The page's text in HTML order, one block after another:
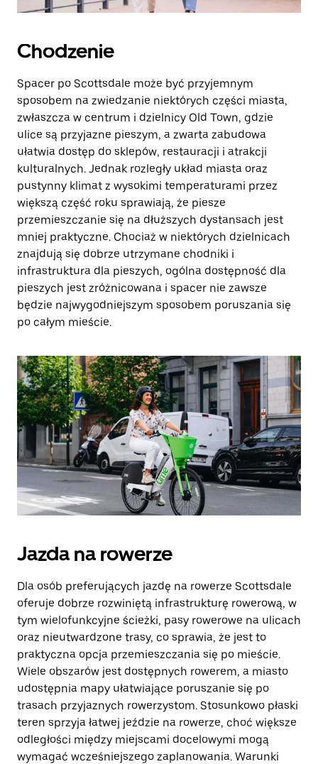
Chodzenie
Spacer po Scottsdale może być przyjemnym
sposobem na zwiedzanie niektórych części miasta,
zwłaszcza w centrum i dzielnicy Old Town, gdzie
ulice są przyjazne pieszym, a zwarta zabudowa
ułatwia dostęp do sklepów, restauracji i atrakcji
kulturalnych. Jednak rozległy układ miasta oraz
pustynny klimat z wysokimi temperaturami przez
większą część roku sprawiają, że piesze
przemieszczanie się na dłuższych dystansach jest
mniej praktyczne. Chociaż w niektórych dzielnicach
znajdują się dobrze utrzymane chodniki i
infrastruktura dla pieszych, ogólna dostępność dla
pieszych jest zróżnicowana i spacer nie zawsze
będzie najwygodniejszym sposobem poruszania się
po całym mieście.
Jazda na rowerze
Dla osób preferujących jazdę na rowerze Scottsdale
oferuje dobrze rozwiniętą infrastrukturę rowerową, w
tym wielofunkcyjne ścieżki, pasy rowerowe na ulicach
oraz nieutwardzone trasy, co sprawia, że jest to
praktyczna opcja przemieszczania się po mieście.
Wiele obszarów jest dostępnych rowerem, a miasto
udostępnia mapy ułatwiające poruszanie się po
trasach przyjaznych rowerzystom. Stosunkowo płaski
teren sprzyja łatwej jeździe na rowerze, choć większe
odległości między miejscami docelowymi mogą
wymagać wcześniejszego zaplanowania. Warunki